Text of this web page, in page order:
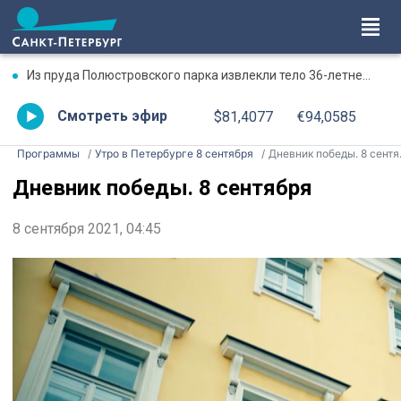
Из пруда Полюстровского парка извлекли тело 36-летнего мужчины
Смотреть эфир $81,4077 €94,0585
Программы Утро в Петербурге 8 сентября Дневник победы. 8 сентября
Дневник победы. 8 сентября
8 сентября 2021, 04:45